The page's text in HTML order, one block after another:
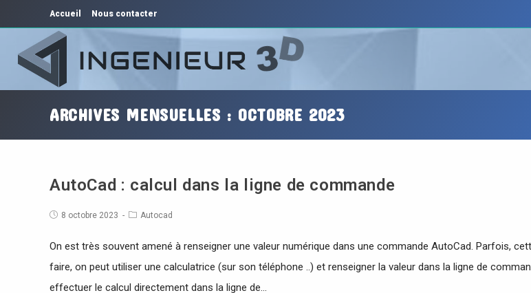
Accueil Nous contacter
ARCHIVES MENSUELLES : OCTOBRE 2023
AutoCad : calcul dans la ligne de commande
8 octobre 2023 Autocad
On est très souvent amené à renseigner une valeur numérique dans une commande AutoCad. Parfois,
faire, on peut utiliser une calculatrice (sur son téléphone ..) et renseigner la valeur dans la ligne de
effectuer le calcul directement dans la ligne de…